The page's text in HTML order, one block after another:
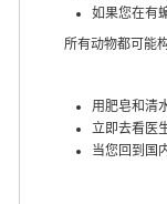
如果您在有
所有动物都可能
用肥皂和清
立即去看医
当您回到国